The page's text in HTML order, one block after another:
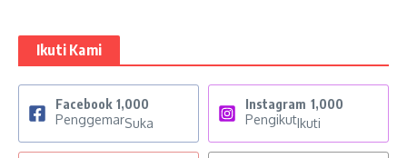
Ikuti Kami
Facebook 1,000
PenggemarSuka
Instagram 1,000
PengikutIkuti